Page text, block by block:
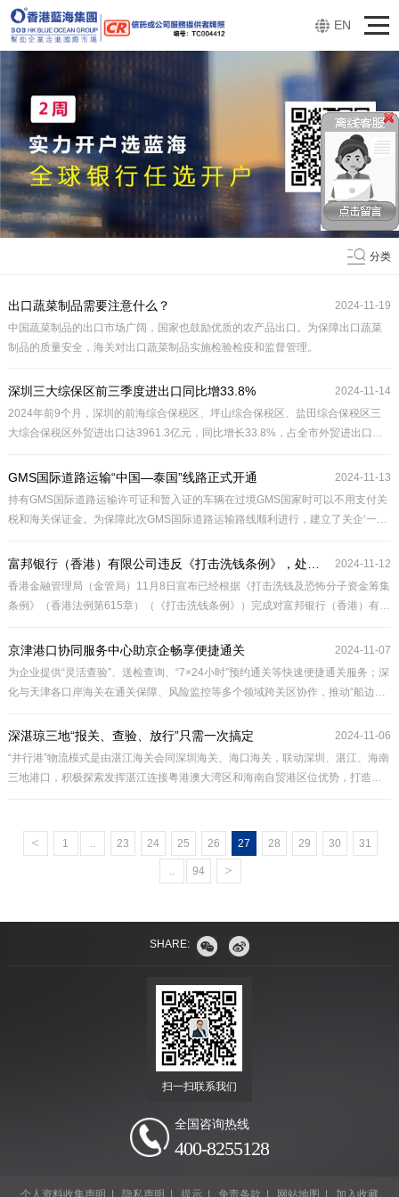
EN
分类
2024-11-19
出口蔬菜制品需要注意什么？
中国蔬菜制品的出口市场广阔，国家也鼓励优质的农产品出口。为保障出口蔬菜
制品的质量安全，海关对出口蔬菜制品实施检验检疫和监督管理。
2024-11-14
深圳三大综保区前三季度进出口同比增33.8%
2024年前9个月，深圳的前海综合保税区、坪山综合保税区、盐田综合保税区三
大综合保税区外贸进出口达3961.3亿元，同比增长33.8%，占全市外贸进出口总
2024-11-13
GMS国际道路运输“中国—泰国”线路正式开通
持有GMS国际道路运输许可证和暂入证的车辆在过境GMS国家时可以不用支付关
税和海关保证金。为保障此次GMS国际道路运输路线顺利进行，建立了关企‘一对
行核验备案，确保企业首次跨境运输顺畅通关。
2024-11-12
富邦银行（香港）有限公司违反《打击洗钱条例》，处以4百万港元罚款
香港金融管理局（金管局）11月8日宣布已经根据《打击洗钱及恐怖分子资金筹集
条例》（香港法例第615章）（《打击洗钱条例》）完成对富邦银行（香港）有限
《打击洗钱条例》处以4,000,000港元罚款。
2024-11-07
京津港口协同服务中心助京企畅享便捷通关
为企业提供“灵活查验”、送检查询、“7×24小时”预约通关等快速便捷通关服务；深
化与天津各口岸海关在通关保障、风险监控等多个领域跨关区协作，推动“船边直
大支持。
2024-11-06
深湛琼三地“报关、查验、放行”只需一次搞定
“并行港”物流模式是由湛江海关会同深圳海关、海口海关，联动深圳、湛江、海南
三地港口，积极探索发挥湛江连接粤港澳大湾区和海南自贸港区位优势，打造的
< 1 .. 23 24 25 26 27 28 29 30 31
.. 94 >
SHARE:
扫一扫联系我们
全国咨询热线
400-8255128